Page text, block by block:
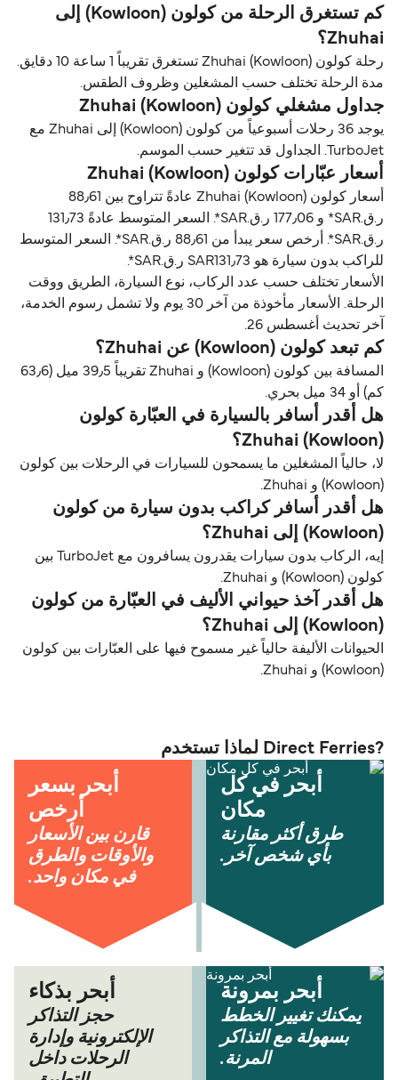
كم تستغرق الرحلة من كولون (Kowloon) إلى
Zhuhai؟
رحلة كولون (Kowloon) Zhuhai تستغرق تقريباً 1 ساعة 10 دقايق.
مدة الرحلة تختلف حسب المشغلين وظروف الطقس.
جداول مشغلي كولون (Kowloon) Zhuhai
يوجد 36 رحلات أسبوعياً من كولون (Kowloon) إلى Zhuhai مع
TurboJet. الجداول قد تتغير حسب الموسم.
أسعار عبّارات كولون (Kowloon) Zhuhai
أسعار كولون (Kowloon) Zhuhai عادةً تتراوح بين 88٫61
ر.ق.‏SAR* و 177٫06 ر.ق.‏SAR*. السعر المتوسط عادةً 131٫73
ر.ق.‏SAR*. أرخص سعر يبدأ من 88٫61 ر.ق.‏SAR*. السعر المتوسط
للراكب بدون سيارة هو SAR131٫73 ر.ق.‏SAR*.
الأسعار تختلف حسب عدد الركاب، نوع السيارة، الطريق ووقت
الرحلة. الأسعار مأخوذة من آخر 30 يوم ولا تشمل رسوم الخدمة،
آخر تحديث أغسطس 26.
كم تبعد كولون (Kowloon) عن Zhuhai؟
المسافة بين كولون (Kowloon) و Zhuhai تقريباً 39٫5 ميل (63٫6
كم) أو 34 ميل بحري.
هل أقدر أسافر بالسيارة في العبّارة كولون
(Kowloon) Zhuhai؟
لا، حالياً المشغلين ما يسمحون للسيارات في الرحلات بين كولون
(Kowloon) و Zhuhai.
هل أقدر أسافر كراكب بدون سيارة من كولون
(Kowloon) إلى Zhuhai؟
إيه، الركاب بدون سيارات يقدرون يسافرون مع TurboJet بين
كولون (Kowloon) و Zhuhai.
هل أقدر آخذ حيواني الأليف في العبّارة من كولون
(Kowloon) إلى Zhuhai؟
الحيوانات الأليفة حالياً غير مسموح فيها على العبّارات بين كولون
(Kowloon) و Zhuhai.
?Direct Ferries لماذا تستخدم
أبحر في كل
مكان
طرق أكثر مقارنة
بأي شخص آخر.
أبحر بسعر
أرخص
قارن بين الأسعار
والأوقات والطرق
في مكان واحد.
أبحر بمرونة
يمكنك تغيير الخطط
بسهولة مع التذاكر
المرنة.
أبحر بذكاء
حجز التذاكر
الإلكترونية وإدارة
الرحلات داخل